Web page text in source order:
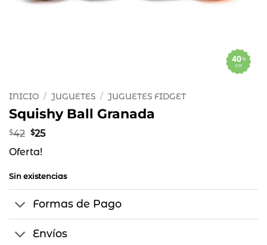
%
OFF
40
INICIO / JUGUETES / JUGUETES FIDGET
Squishy Ball Granada
$42 El
original
$42.
$25El
$25.
Oferta!
Sin existencias
Formas de Pago
Envíos